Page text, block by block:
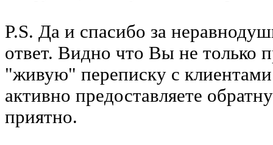
P.S. Да и спасибо за
ответ. Видно что Вы не только
"живую" переписку с
активно предоставляете
приятно.